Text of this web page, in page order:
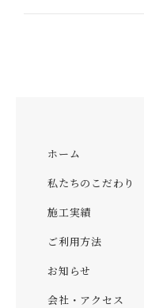
ホーム
私たちのこだわり
施工実績
ご利用方法
お知らせ
会社・アクセス